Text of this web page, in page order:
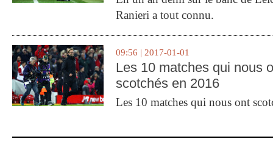
Ranieri a tout connu.
09:56 | 2017-01-01
Les 10 matches qui nous
scotchés en 2016
Les 10 matches qui nous ont